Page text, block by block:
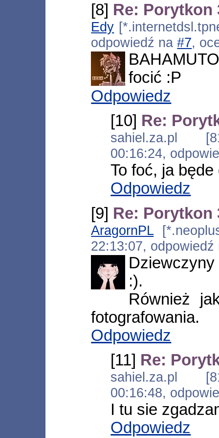
[8] Re:
Edy
odpowiedź na#7,
focić :P
Odpowiedz
[10] Re:
sahiel.za.pl
00:16:24,
To foć, ja będe
Odpowiedz
[9] Re:
AragornPL
22:13:07,
:).
Również
fotografowania.
Odpowiedz
[11] Re:
sahiel.za.pl
00:16:48,
I tu sie
Odpowiedz